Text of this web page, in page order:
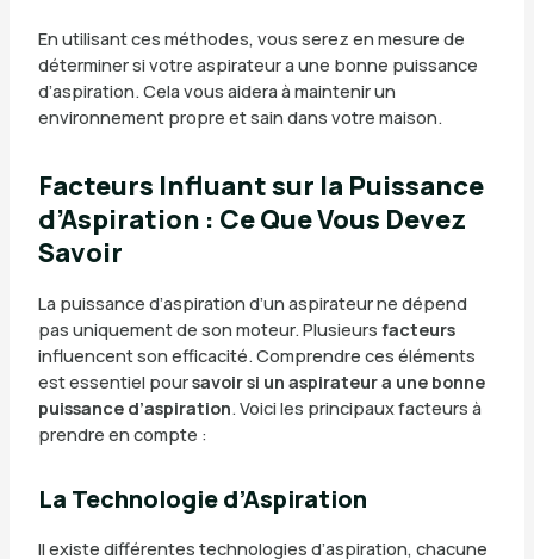
En utilisant ces méthodes, vous serez en mesure de
déterminer si votre aspirateur a une bonne puissance
d’aspiration. Cela vous aidera à maintenir un
environnement propre et sain dans votre maison.
Facteurs Influant sur la Puissance
d’Aspiration : Ce Que Vous Devez
Savoir
La puissance d’aspiration d’un aspirateur ne dépend
pas uniquement de son moteur. Plusieurs facteurs
influencent son efficacité. Comprendre ces éléments
est essentiel poursavoir si un aspirateur a une bonne
puissance d’aspiration. Voici les principaux facteurs à
prendre en compte :
La Technologie d’Aspiration
Il existe différentes technologies d’aspiration, chacune